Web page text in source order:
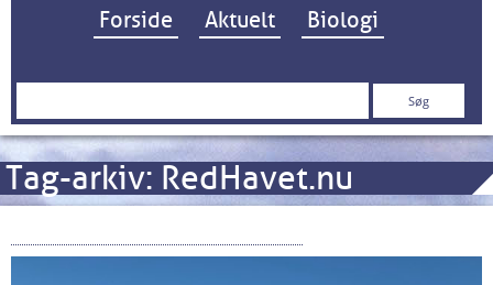
Hop til indhold
Forside Aktuelt Biologi
Søg
Tag-arkiv: RedHavet.nu